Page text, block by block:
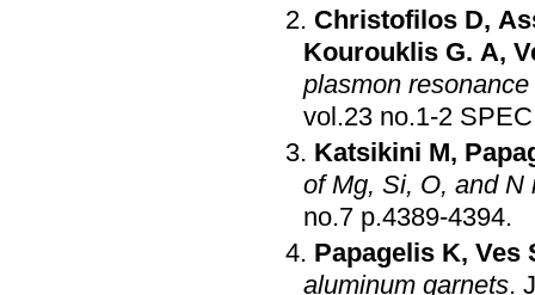
Christofilos D,
Kourouklis G. A,
plasmon
Katsikini M,
of Mg, Si, O, and N
no.7 p.4389-4394.
Papagelis K, Ves
aluminum garnets.